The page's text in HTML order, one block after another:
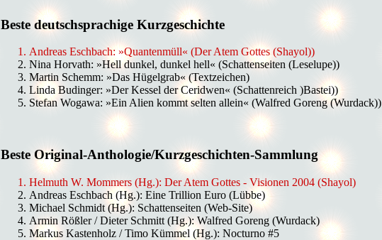
Beste deutschsprachige Kurzgeschichte
Andreas Eschbach: »Quantenmüll« (Der Atem Gottes (Shayol))
Nina Horvath: »Hell dunkel, dunkel hell« (Schattenseiten (Leselupe))
Martin Schemm: »Das Hügelgrab« (Textzeichen)
Linda Budinger: »Der Kessel der Ceridwen« (Schattenreich )Bastei))
Stefan Wogawa: »Ein Alien kommt selten allein« (Walfred Goreng (Wurdack))
Beste Original-Anthologie/Kurzgeschichten-Sammlung
Helmuth W. Mommers (Hg.): Der Atem Gottes - Visionen 2004 (Shayol)
Andreas Eschbach (Hg.): Eine Trillion Euro (Lübbe)
Michael Schmidt (Hg.): Schattenseiten (Web-Site)
Armin Rößler / Dieter Schmitt (Hg.): Walfred Goreng (Wurdack)
Markus Kastenholz / Timo Kümmel (Hg.): Nocturno #5